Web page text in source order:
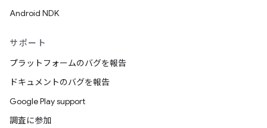
Android NDK
サポート
プラットフォームのバグを報告
ドキュメントのバグを報告
Google Play support
調査に参加